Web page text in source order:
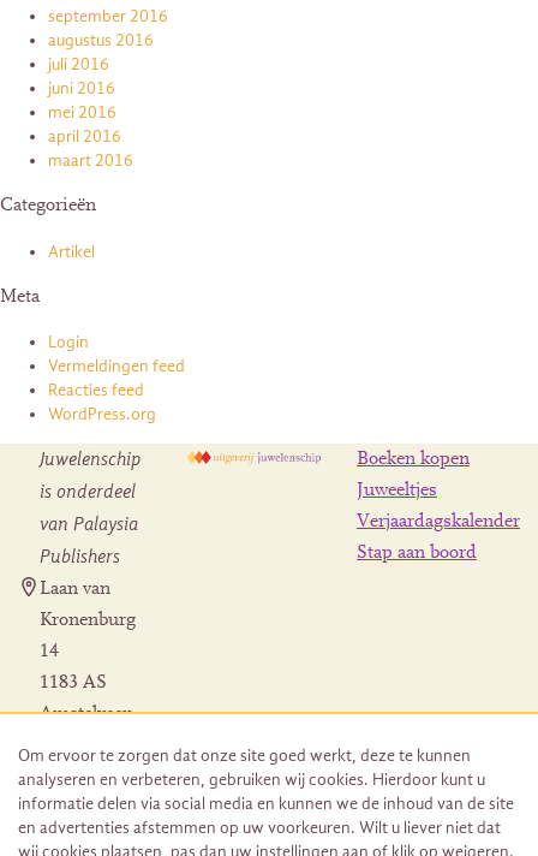
september 2016
augustus 2016
juli 2016
juni 2016
mei 2016
april 2016
maart 2016
Categorieën
Artikel
Meta
Login
Vermeldingen feed
Reacties feed
WordPress.org
Juwelenschip
is onderdeel
van Palaysia
Publishers
Laan van
Kronenburg
14
1183 AS
Amstelveen
Herroeping
bestelling
Boeken kopen
Juweeltjes
Verjaardagskalender
Stap aan boord
Om ervoor te zorgen dat onze site goed werkt, deze te kunnen
analyseren en verbeteren, gebruiken wij cookies. Hierdoor kunt u
informatie delen via social media en kunnen we de inhoud van de site
en advertenties afstemmen op uw voorkeuren. Wilt u liever niet dat
wij cookies plaatsen, pas dan uw instellingen aan of klik op weigeren.